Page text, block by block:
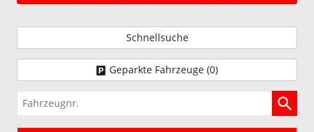
Schnellsuche
Geparkte Fahrzeuge (0)
Fahrzeugnr.